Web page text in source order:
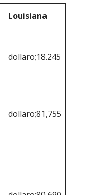
Louisiana
dollaro;18.245
dollaro;81,755